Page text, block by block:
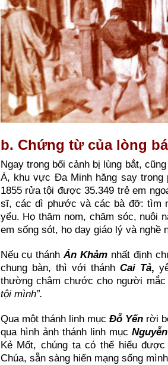
b. Chứng từ của lòng
Ngay trong bối cảnh bị lùng bắt,
Á, khu vực Đa Minh hăng say trong
1855 rửa tội được 35.349 trẻ em
sĩ, các dì phước và các bà đỡ: tìm
yểu. Họ thăm nom, chăm sóc, nuôi
em sống sót, họ dạy giáo lý và nghề
Nếu cụ thánhÁn Khảmnhất định
chung bàn, thì với thánhCai Tả,
thường châm chước cho người
tội mình”.
Qua một thánh linh mục Đỗ Yếnrời
qua hình ảnh thánh linh mục
Kẻ Mốt, chúng ta có thể hiểu
Chúa, sẵn sàng hiến mạng sống